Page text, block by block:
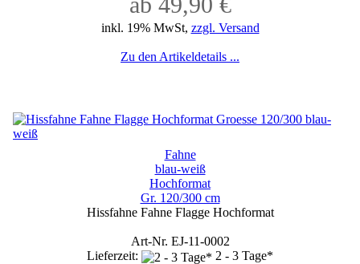
inkl. 19% MwSt, zzgl. Versand
Zu den Artikeldetails ...
Fahne
blau-weiß
Hochformat
Gr. 120/300 cm
Hissfahne Fahne Flagge Hochformat
Art-Nr. EJ-11-0002
Lieferzeit:
2 - 3 Tage*